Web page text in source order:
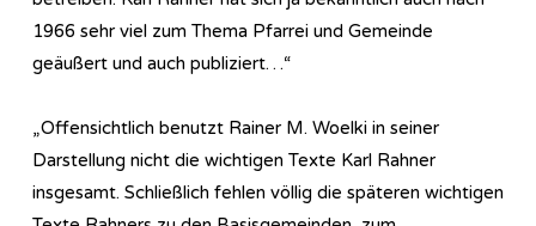
1966 sehr viel zum Thema Pfarrei und Gemeinde
geäußert und auch publiziert…“
„Offensichtlich benutzt Rainer M. Woelki in seiner
Darstellung nicht die wichtigen Texte Karl Rahner
insgesamt. Schließlich fehlen völlig die späteren wichtigen